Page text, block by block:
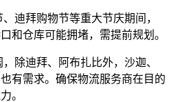
迪拜购物节等重大节庆期间，
和仓库可能拥堵，需提前规划。
除迪拜、阿布扎比外，沙迦、
有需求。确保物流服务商在目的
。